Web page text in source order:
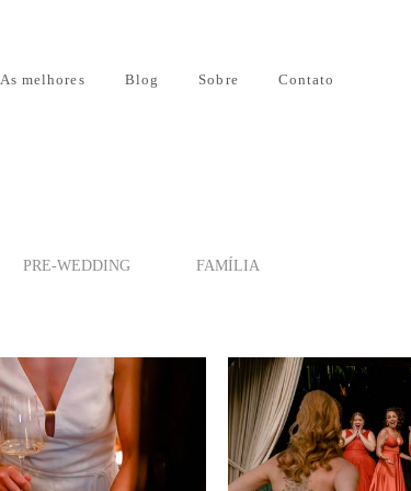
As melhores Blog Sobre Contato
PRE-WEDDING FAMÍLIA